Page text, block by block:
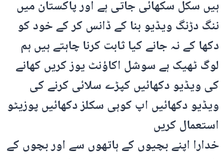
ہیں سکل سکھائی جاتی ہے اور پاکستان میں
ننگ دڑنگ ویڈیو بنا کے ڈانس کر کے خود کو
دکھا کے نہ جانے کیا ثابت کرنا چاہتے ہیں ہم
لوگ ٹھیک ہے سوشل اکاؤنٹ یوز کریں کھانے
کی ویڈیو دکھائیں کپڑے سلائی کرنے کی
ویڈیو دکھائیں اپ کوہی سکلز دکھائیں پوزیٹو
استعمال کریں
خدارا اپنے بچیوں کے ہاتھوں سے اور بچوں کے